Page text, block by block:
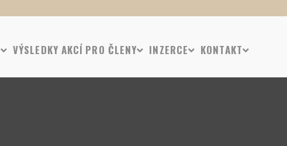
VÝSLEDKY AKCÍ PRO ČLENY INZERCE KONTAKT